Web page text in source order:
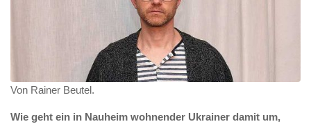
Von Rainer Beutel.
Wie geht ein in Nauheim wohnender Ukrainer damit um,